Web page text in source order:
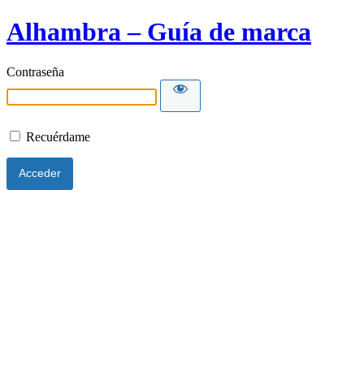
Alhambra – Guía de marca
Contraseña
Recuérdame